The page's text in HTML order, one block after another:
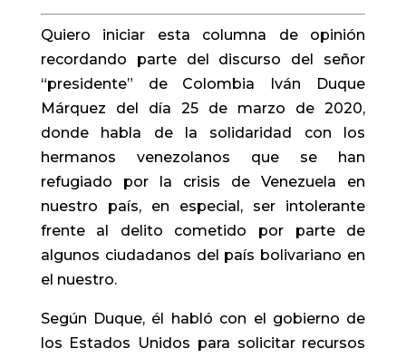
Quiero iniciar esta columna de opinión
recordando parte del discurso del señor
“presidente” de Colombia Iván Duque
Márquez del día 25 de marzo de 2020,
donde habla de la solidaridad con los
hermanos venezolanos que se han
refugiado por la crisis de Venezuela en
nuestro país, en especial, ser intolerante
frente al delito cometido por parte de
algunos ciudadanos del país bolivariano en
el nuestro.
Según Duque, él habló con el gobierno de
los Estados Unidos para solicitar recursos